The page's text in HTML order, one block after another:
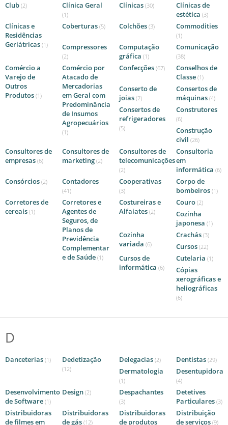
Club (2) Clínica Geral
(1)
Clínicas (30)
Clínicas de
estética (3)
Clínicas e
Residências
Geriátricas (1)
Coberturas (5) Colchões (3) Commodities
(1)
Compressores
(2)
Computação
gráfica (1)
Comunicação
(38)
Comércio a
Varejo de
Outros
Produtos (1)
Comércio por
Atacado de
Mercadorias
em Geral com
Predominância
de Insumos
Agropecuários
(1)
Confecções (67)
Conselhos de
Classe (1)
Conserto de
joias (2)
Consertos de
máquinas (4)
Consertos de
refrigeradores
(5)
Construtores
(6)
Construção
civil (26)
Consultores de
empresas (6)
Consultores de
marketing (2)
Consultores de
telecomunicações
(2)
Consultoria
em
informática (6)
Consórcios (2) Contadores
(41)
Cooperativas
(3)
Corpo de
bombeiros (1)
Corretores de
cereais (1)
Corretores e
Agentes de
Seguros, de
Planos de
Previdência
Complementar
e de Saúde (1)
Costureiras e
Alfaiates (2)
Couro (2)
Cozinha
japonesa (1)
Cozinha
variada (6)
Crachás (3)
Cursos (22)
Cursos de
informática (6)
Cutelaria (1)
Cópias
xerográficas e
heliográficas
(6)
D
Danceterias (1) Dedetização
(12)
Delegacias (2) Dentistas (29)
Dermatologia
(1)
Desentupidora
(4)
Desenvolvimento
de Software (1)
Design (2) Despachantes
(3)
Detetives
Particulares (3)
Distribuidoras
de filmes em
Distribuidoras
de gás (12)
Distribuidoras
de produtos
Distribuição
de serviços (9)